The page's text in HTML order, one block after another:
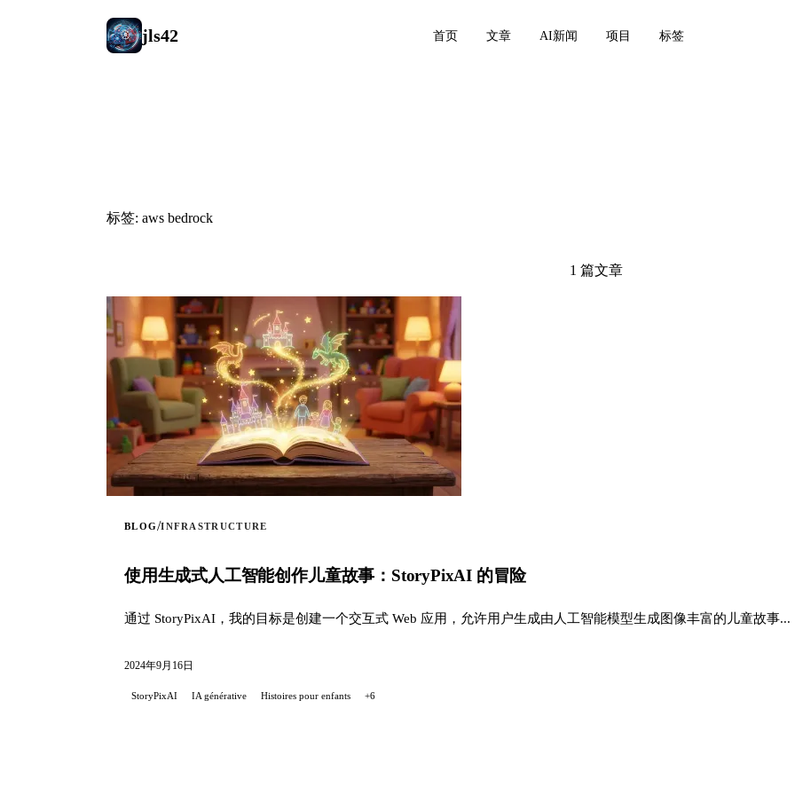
jls42 首页 文章 AI新闻 项目 标签
标签: aws bedrock
1 篇文章
BLOG/INFRASTRUCTURE
使用生成式人工智能创作儿童故事：StoryPixAI 的冒险
通过 StoryPixAI，我的目标是创建一个交互式 Web 应用，允许用户生成由人工智能模型生成图像丰富的儿童故事...
2024年9月16日
StoryPixAI IA générative Histoires pour enfants +6